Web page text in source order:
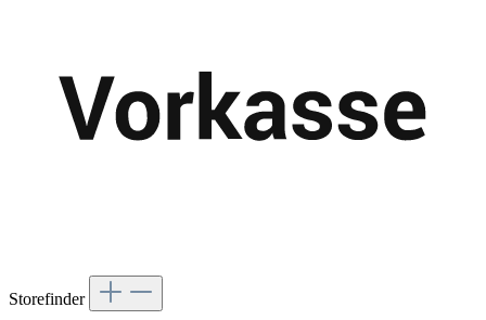
Storefinder